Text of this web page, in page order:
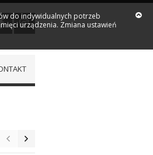
do indywidualnych potrzeb
urządzenia. Zmiana ustawień